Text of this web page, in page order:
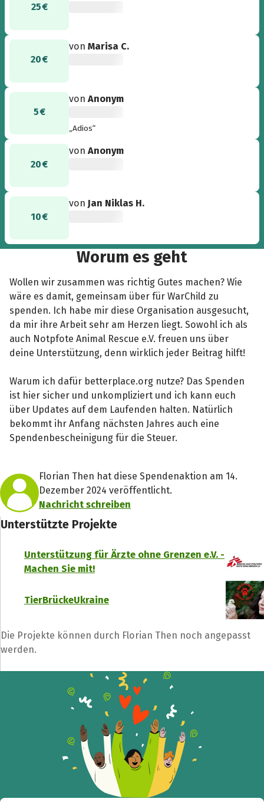
25 €
20 €
vonMarisa C.
5 €
vonAnonym
„Adios“
20 €
vonAnonym
10 €
von Jan Niklas H.
Worum es geht
Wollen wir zusammen was richtig Gutes machen? Wie
wäre es damit, gemeinsam über für WarChild zu
spenden. Ich habe mir diese Organisation ausgesucht,
da mir ihre Arbeit sehr am Herzen liegt. Sowohl ich als
auch Notpfote Animal Rescue e.V. freuen uns über
deine Unterstützung, denn wirklich jeder Beitrag hilft!
Warum ich dafür betterplace.org nutze? Das Spenden
ist hier sicher und unkompliziert und ich kann euch
über Updates auf dem Laufenden halten. Natürlich
bekommt ihr Anfang nächsten Jahres auch eine
Spendenbescheinigung für die Steuer.
Florian Then hat diese Spendenaktion am 14.
Dezember 2024 veröffentlicht.
Nachricht schreiben
Unterstützte Projekte
Unterstützung für Ärzte ohne Grenzen e.V. -
Machen Sie mit!
TierBrückeUkraine
Die Projekte können durch Florian Then noch angepasst
werden.
Teile die Spendenaktion
Facebook WhatsApp